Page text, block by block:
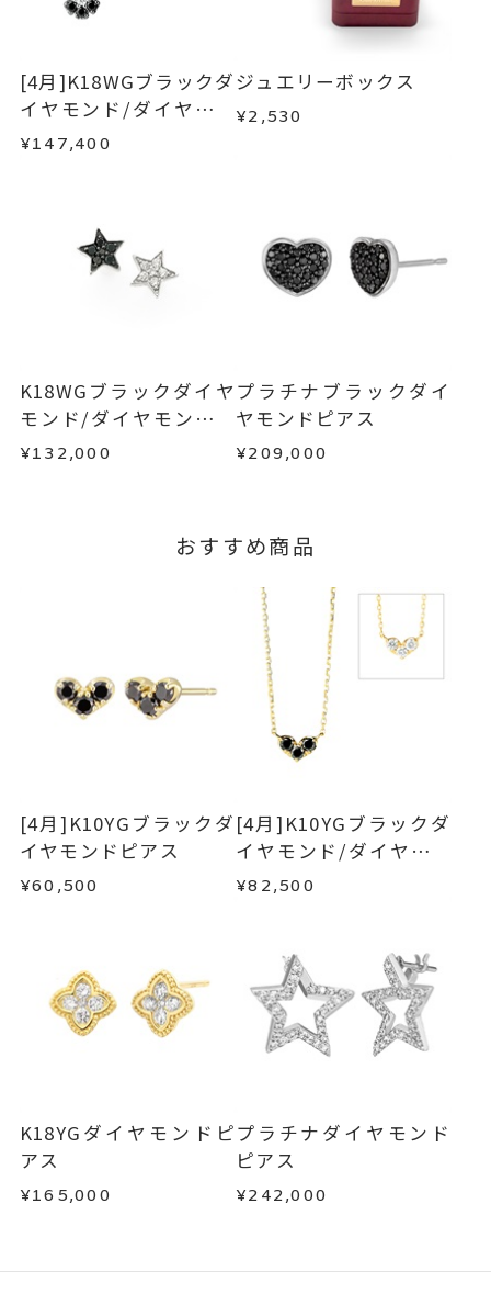
イヤリングオーダー：可（有料）
場合、お問い合わせください。
カテゴリー
カラーストーン
・在庫のご用意ができる場合： 約1週間～1ヶ月以
内を目安に発送いたします。
・受注生産となる場合： 商品ページに記載のある
※お急ぎの方はご注文前にお問い合わせくださ
い。事前に現在の納期状況を確認いたします。
は承りかねます。
・受注生産の商品
・お客さまのお手元で傷や汚れが発生した商品
・到着後ご連絡無く7日以上経過した商品
商品の品質には万全を期しておりますが、万が一
不良品の場合、またはご注文のお品と異なる場合
はお問い合わせフォームよりご連絡ください。
この場合の返送料は弊社にて負担いたしますの
で、着払いにてご返送ください。
詳細はこちら
[4月]K18WGブラックダ
イヤモンド/ダイヤモン
ドリバーシブルネック
¥147,400
ジュエリーボックス
¥2,530
K18WGブラックダイヤ
モンド/ダイヤモンドピ
アス
¥132,000
プラチナブラックダイ
ヤモンドピアス
¥209,000
おすすめ商品
[4月]K10YGブラックダ
イヤモンドピアス
¥60,500
[4月]K10YGブラックダ
イヤモンド/ダイヤモン
ドリバーシブルネック
¥82,500
K18YGダイヤモンドピ
アス
¥165,000
プラチナダイヤモンド
ピアス
¥242,000